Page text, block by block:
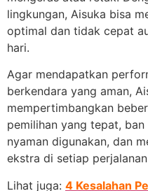
lingkungan, Aisuka bisa
optimal dan tidak cepat
hari.
Agar mendapatkan
berkendara yang aman,
mempertimbangkan
pemilihan yang tepat,
nyaman digunakan, dan
ekstra di setiap
Lihat juga: 4 Kesalahan